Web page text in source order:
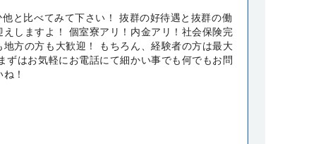
と比べてみて下さい！ 抜群の好待遇と抜群の働
えしますよ！ 個室寮アリ！内金アリ！社会保険完
地方の方も大歓迎！ もちろん、経験者の方は最大
ずはお気軽にお電話にて細かい事でも何でもお問
！